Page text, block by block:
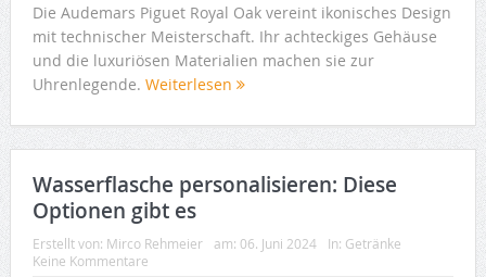
Die Audemars Piguet Royal Oak vereint ikonisches Design
mit technischer Meisterschaft. Ihr achteckiges Gehäuse
und die luxuriösen Materialien machen sie zur
Uhrenlegende. Weiterlesen
Wasserflasche personalisieren: Diese
Optionen gibt es
Erstellt von: Mirco Rehmeier am: 06. Juni 2024 In: Getränke
Keine Kommentare